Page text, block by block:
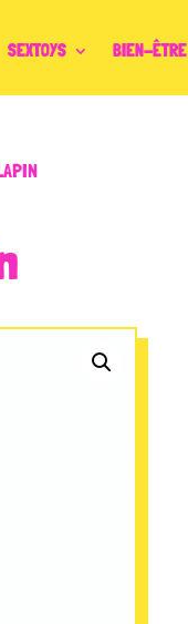
SEXTOYS BIEN-ÊTRE